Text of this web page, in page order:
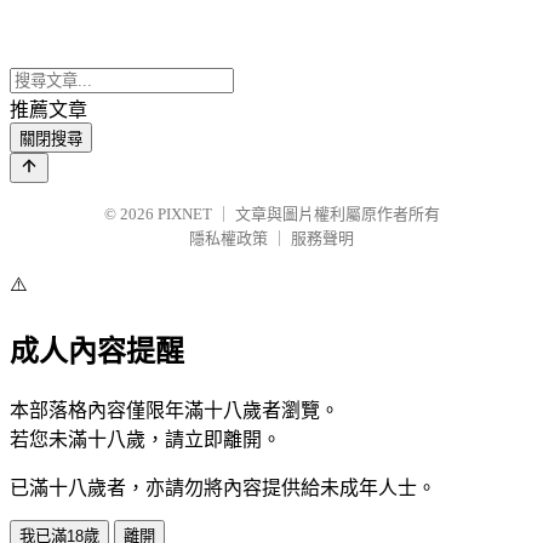
推薦文章
關閉搜尋
© 2026 PIXNET
文章與圖片權利屬原作者所有
隱私權政策
服務聲明
⚠️
成人內容提醒
本部落格內容僅限年滿十八歲者瀏覽。
若您未滿十八歲，請立即離開。
已滿十八歲者，亦請勿將內容提供給未成年人士。
我已滿18歲 離開